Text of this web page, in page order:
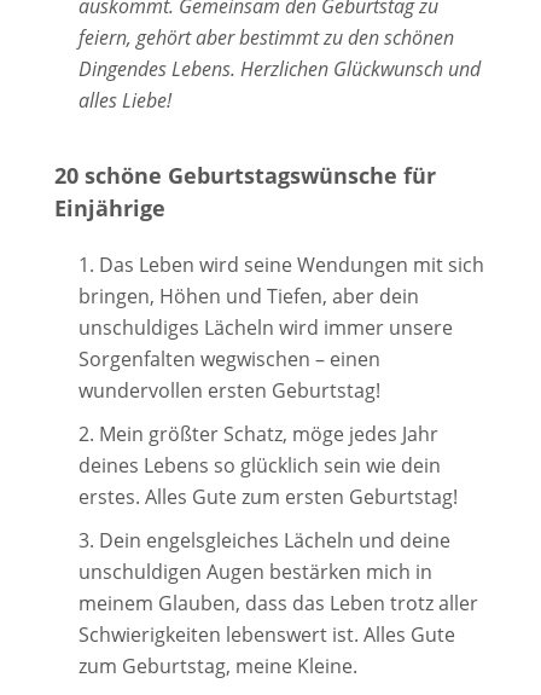
auskommt. Gemeinsam den Geburtstag zu
feiern, gehört aber bestimmt zu den schönen
Dingendes Lebens. Herzlichen Glückwunsch und
alles Liebe!
20 schöne Geburtstagswünsche für
Einjährige
Das Leben wird seine Wendungen mit sich
bringen, Höhen und Tiefen, aber dein
unschuldiges Lächeln wird immer unsere
Sorgenfalten wegwischen – einen
wundervollen ersten Geburtstag!
Mein größter Schatz, möge jedes Jahr
deines Lebens so glücklich sein wie dein
erstes. Alles Gute zum ersten Geburtstag!
Dein engelsgleiches Lächeln und deine
unschuldigen Augen bestärken mich in
meinem Glauben, dass das Leben trotz aller
Schwierigkeiten lebenswert ist. Alles Gute
zum Geburtstag, meine Kleine.